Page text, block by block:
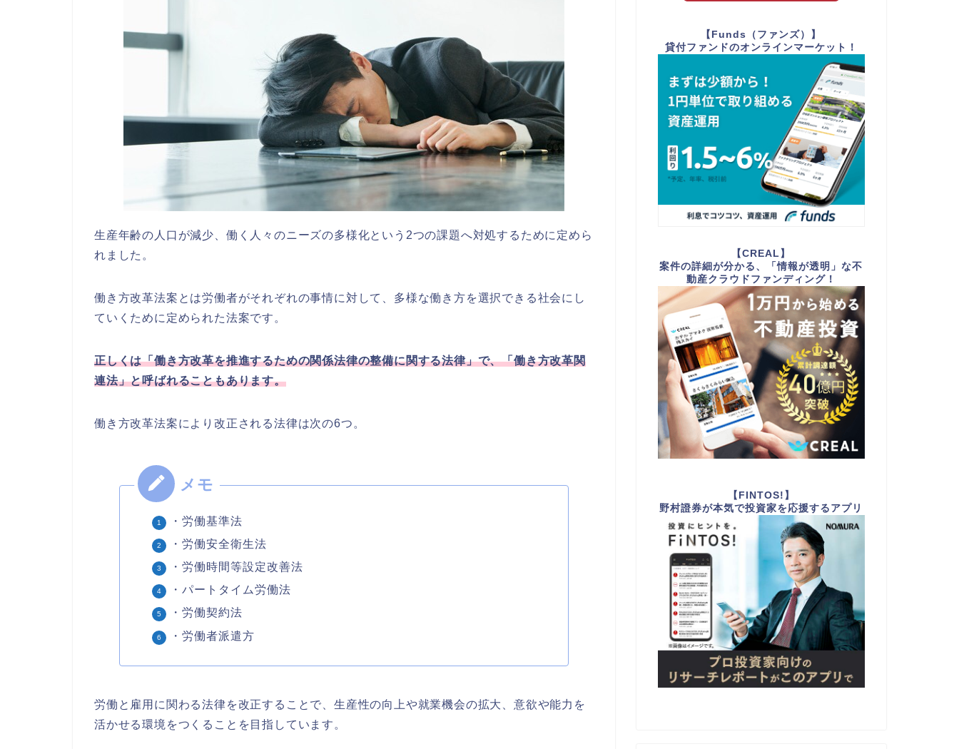
生産年齢の人口が減少、働く人々のニーズの多様化という2つの課題へ対処するために定めら
れました。
働き方改革法案とは労働者がそれぞれの事情に対して、多様な働き方を選択できる社会にし
ていくために定められた法案です。
正しくは「働き方改革を推進するための関係法律の整備に関する法律」で、「働き方改革関
連法」と呼ばれることもあります。
働き方改革法案により改正される法律は次の6つ。
・労働基準法
・労働安全衛生法
・労働時間等設定改善法
・パートタイム労働法
・労働契約法
・労働者派遣方
労働と雇用に関わる法律を改正することで、生産性の向上や就業機会の拡大、意欲や能力を
活かせる環境をつくることを目指しています。
【Funds（ファンズ）】
貸付ファンドのオンラインマーケット！
【CREAL】
案件の詳細が分かる、「情報が透明」な不
動産クラウドファンディング！
【FINTOS!】
野村證券が本気で投資家を応援するアプリ